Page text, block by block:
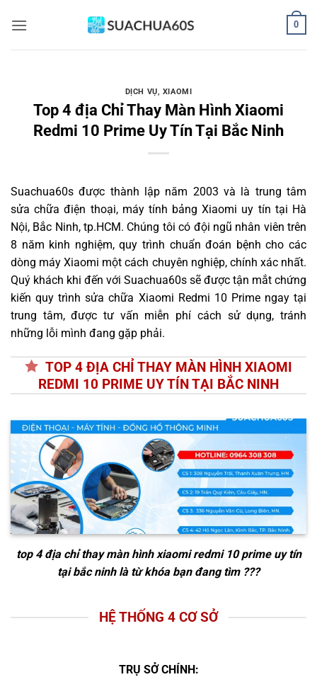
qua
0
DỊCH VỤ, XIAOMI
Top 4 địa Chỉ Thay Màn Hình Xiaomi
Redmi 10 Prime Uy Tín Tại Bắc Ninh
Suachua60s được thành lập năm 2003 và là trung tâm
sửa chữa điện thoại, máy tính bảng Xiaomi uy tín tại Hà
Nội, Bắc Ninh, tp.HCM. Chúng tôi có đội ngũ nhân viên trên
8 năm kinh nghiệm, quy trình chuẩn đoán bệnh cho các
dòng máy Xiaomi một cách chuyên nghiệp, chính xác nhất.
Quý khách khi đến với Suachua60s sẽ được tận mắt chứng
kiến quy trình sửa chữa Xiaomi Redmi 10 Prime ngay tại
trung tâm, được tư vấn miễn phí cách sử dụng, tránh
những lỗi mình đang gặp phải.
TOP 4 ĐỊA CHỈ THAY MÀN HÌNH XIAOMI
REDMI 10 PRIME UY TÍN TẠI BẮC NINH
top 4 địa chỉ thay màn hình xiaomi redmi 10 prime uy tín
tại bắc ninhlà từ khóa bạn đang tìm ???
HỆ THỐNG 4 CƠ SỞ
TRỤ SỞ CHÍNH: